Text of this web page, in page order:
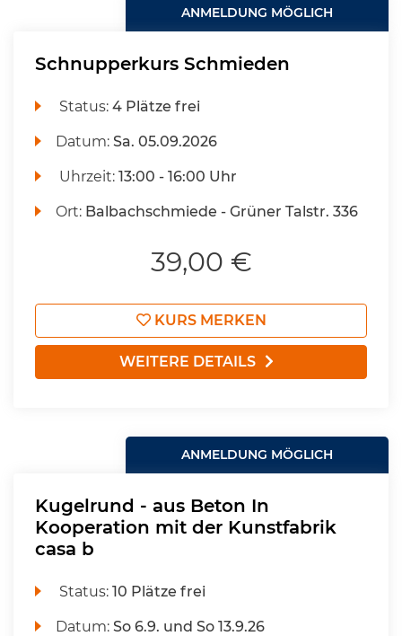
ANMELDUNG MÖGLICH
Schnupperkurs Schmieden
Status:4 Plätze frei
Datum:Sa. 05.09.2026
Uhrzeit:13:00 - 16:00 Uhr
Ort: Balbachschmiede - Grüner Talstr. 336
39,00 €
KURS MERKEN
WEITERE DETAILS
ANMELDUNG MÖGLICH
Kugelrund - aus Beton In
Kooperation mit der Kunstfabrik
casa b
Status:10 Plätze frei
Datum:So 6.9. und So 13.9.26